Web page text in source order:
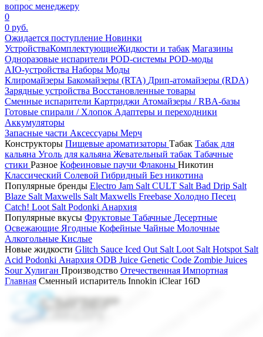
вопрос менеджеру
0
0 руб.
Ожидается поступление Новинки
УстройстваКомплектующиеЖидкости и табак Магазины
Одноразовые испарители POD-системы POD-моды
AIO-устройства Наборы Моды
Клиромайзеры Бакомайзеры (RTA) Дрип-атомайзеры (RDA)
Зарядные устройства Восстановленные товары
Сменные испарители Картриджи Атомайзеры / RBA-базы
Готовые спирали / Хлопок Адаптеры и переходники
Аккумуляторы
Запасные части Аксессуары Мерч
Конструкторы Пищевые ароматизаторы Табак Табак для
кальяна Уголь для кальяна Жевательный табак Табачные
стики Разное Кофеиновые паучи Флаконы Никотин
Классический Солевой Гибридный Без никотина
Популярные бренды Electro Jam Salt CULT Salt Bad Drip Salt
Blaze Salt Maxwells Salt Maxwells Freebase Холодно Песец
Catch! Loot Salt Podonki Анархия
Популярные вкусы Фруктовые Табачные Десертные
Освежающие Ягодные Кофейные Чайные Молочные
Алкогольные Кислые
Новые жидкости Glitch Sauce Iced Out Salt Loot Salt Hotspot Salt
Acid Podonki Анархия ODB Juice Genetic Code Zombie Juices
Sour Хулиган Производство Отечественная Импортная
Главная Сменный испаритель Innokin iClear 16D